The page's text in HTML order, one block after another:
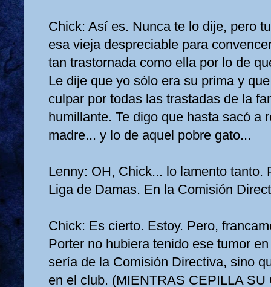
Chick: Así es. Nunca te lo dije, pero
esa vieja despreciable para
tan trastornada como ella por lo de
Le dije que yo sólo era su prima y
culpar por todas las trastadas de la
humillante. Te digo que hasta sacó a
madre... y lo de aquel pobre gato...
Lenny: OH, Chick... lo lamento tanto.
Liga de Damas. En la Comisión
Chick: Es cierto. Estoy. Pero,
Porter no hubiera tenido ese tumor
sería de la Comisión Directiva, sino
en el club. (MIENTRAS CEPILLA